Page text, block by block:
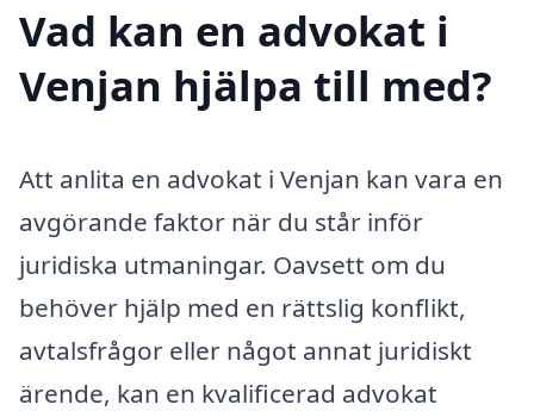
Vad kan en advokat i
Venjan hjälpa till med?
Att anlita en advokat i Venjan kan vara en
avgörande faktor när du står inför
juridiska utmaningar. Oavsett om du
behöver hjälp med en rättslig konflikt,
avtalsfrågor eller något annat juridiskt
ärende, kan en kvalificerad advokat